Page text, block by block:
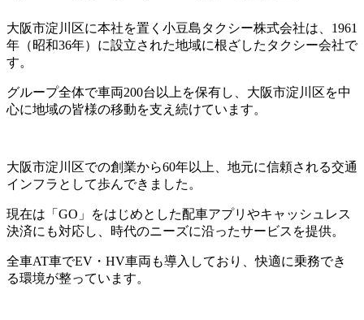
大阪市淀川区に本社を置く小豆島タクシー株式会社は、1961
年（昭和36年）に設立された地域に根ざしたタクシー会社で
す。
グループ全体で車両200台以上を保有し、大阪市淀川区を中
心に地域の皆様の移動を支え続けています。
大阪市淀川区での創業から60年以上、地元に信頼される交通
インフラとして歩んできました。
現在は「GO」をはじめとした配車アプリやキャッシュレス
決済にも対応し、時代のニーズに沿ったサービスを提供。
全車AT車でEV・HV車両も導入しており、快適に乗務でき
る環境が整っています。